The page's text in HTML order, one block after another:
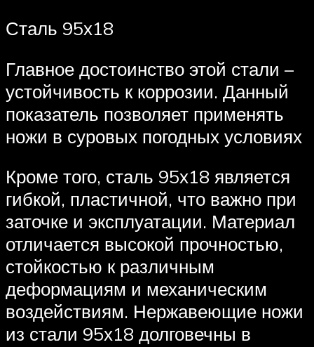
Сталь 95х18
Главное достоинство этой стали –
устойчивость к коррозии. Данный
показатель позволяет применять
ножи в суровых погодных условиях
Кроме того, сталь 95х18 является
гибкой, пластичной, что важно при
заточке и эксплуатации. Материал
отличается высокой прочностью,
стойкостью к различным
деформациям и механическим
воздействиям. Нержавеющие ножи
из стали 95х18 долговечны в